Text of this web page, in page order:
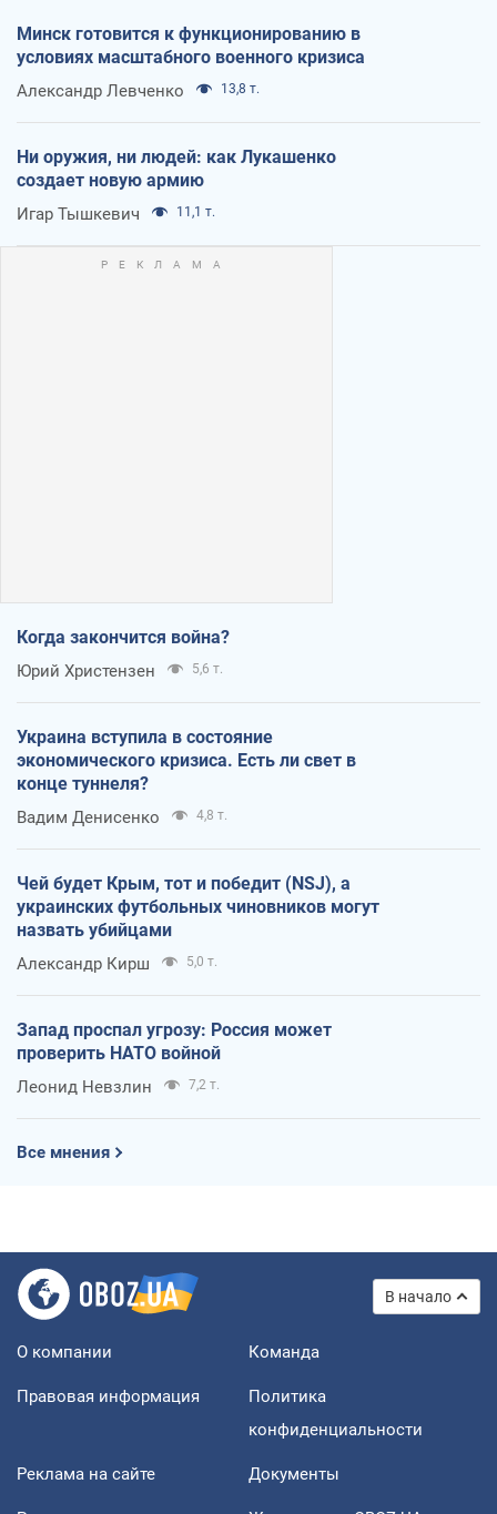
Минск готовится к функционированию в
условиях масштабного военного кризиса
Александр Левченко 13,8 т.
Ни оружия, ни людей: как Лукашенко
создает новую армию
Игар Тышкевич 11,1 т.
Когда закончится война?
Юрий Христензен 5,6 т.
Украина вступила в состояние
экономического кризиса. Есть ли свет в
конце туннеля?
Вадим Денисенко 4,8 т.
Чей будет Крым, тот и победит (NSJ), а
украинских футбольных чиновников могут
назвать убийцами
Александр Кирш 5,0 т.
Запад проспал угрозу: Россия может
проверить НАТО войной
Леонид Невзлин 7,2 т.
Все мнения
В начало
О компании Команда
Правовая информация
Политика
конфиденциальности
Реклама на сайте Документы